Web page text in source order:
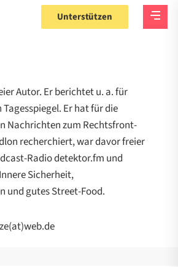
Unterstützen
Autor. Er berichtet u. a. für
Tagesspiegel. Er hat für die
Nachrichten zum Rechtsfront-
recherchiert, war davor freier
Radio detektor.fm und
Sicherheit,
und gutes Street-Food.